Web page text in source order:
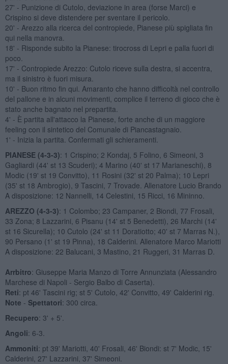
27' - Punizione di Cutolo, deviazione in area (forse Marci) e
Crispino si deve distendere per sventare il pericolo.
20' - Arezzo alla ricerca del contropiede, Pianese più spigliata fin
qui nella manovra.
18' - Risponde subito la Pianese: tirocross di Lepri e palla fuori di
poco.
17' - Contropiede Arezzo: Cutolo riceve sulla destra, si accentra,
ma il sinistro è fuori misura.
10' - Buon ritmo fin qui. Amaranto che hanno difficoltà nel controllo
del pallone e in alcuni movimenti, complice il terreno di gioco che è
stato anche bagnato nel prepartita.
4' - È partita all'attacco la Pianese, forte anche di un maggiore
feeling con il sintetico del Comunale di Piancastagnaio.
1' - Inizia la partita. Confermati gli schieramenti.
PIANESE (4-3-3): 1 Crispino; 2 Kondaj, 5 Folino, 6 Simeoni, 3
Gagliardi (44' st 13 Scuderi); 4 Marino (40' st 17 Marianeschi), 8
Modic (19' st 19 Convitto), 11 Rosini (32' st 20 Palma); 10 Lepri
(35' st 18 Ambrogio), 9 Tascini, 7 Trovade. Allenatore Lucio Brando
A disposizione: 12 Nannelli, 14 Celestini, 15 Ricci, 16 Mininno.
AREZZO (4-3-3): 1 Colombo; 23 Campaner, 2 Biondi, 77 Frosali,
33 Zona; 8 Lazzarini, 6 Pisanu (14' st 5 Benedetti), 26 Marchi (14'
st 16 Sicurella); 10 Cutolo (24' st 11 Doratiotto; 40' st 7 Marras N.),
90 Persano (1' st 19 Pinna), 18 Calderini. Allenatore Marco Mariotti
A disposizione: 22 Balucani, 3 Mastino, 21 Ruggeri, 31 Marras D.
Arrbitro: Giuseppe Maria Manzo di Torre Annunziata (Alessandro
Marchese di Napoli - Sergio Balbo di Caserta).
Reti: pt 46' Tascini rig; st 5' Cutolo, 42' Convitto, 49' Calderini rig.
Note - Spettatori: 300 circa.
Recupero: 3' + 5'.
Angoli: 6-3.
Ammoniti: pt 39' Mariotti, 40' Frosali, 46' Biondi: st 7' Modic, 15'
Calderini, 27' Lazzarini, 37' Simeoni.